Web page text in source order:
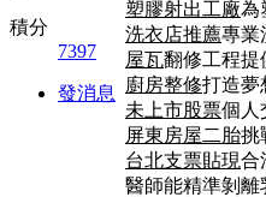
積分
7397
發消息
塑膠射出工廠為
洗衣店推薦專業
屋瓦翻修工程提
廚房整修打造夢
未上市股票個人
屏東房屋二胎挑
台北支票貼現合
醫師能精準剝